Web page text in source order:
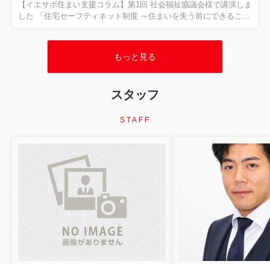
フティネット制度とは？ 「住まいに困る人」を地域全体で支える
制度です 「住宅セーフティネット制度」という言葉を...
【イエサポ住まい支援コラム】第1回 社会福祉協議会様で講演しま
した 「住宅セーフティネット制度 ～住まいを失う前にできること
「住宅セーフティネット制度 ～住まいを失う前にできること～」
クを抱えた方への支援や、地域で連携することの大切さについ
て、実際の現場で経験した事例を交えながらお話ししました。 今
た、 「住まいを失ってからではなく、住まいを失う前に相談する
もっと見る
スタッフ
STAFF